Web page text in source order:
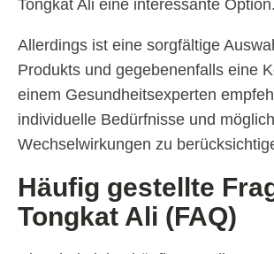
Tongkat Ali eine interessante Option.
Allerdings ist eine sorgfältige
Produkts und gegebenenfalls eine
einem Gesundheitsexperten
individuelle Bedürfnisse und
Wechselwirkungen zu
Häufig gestellte
Tongkat Ali (FAQ)